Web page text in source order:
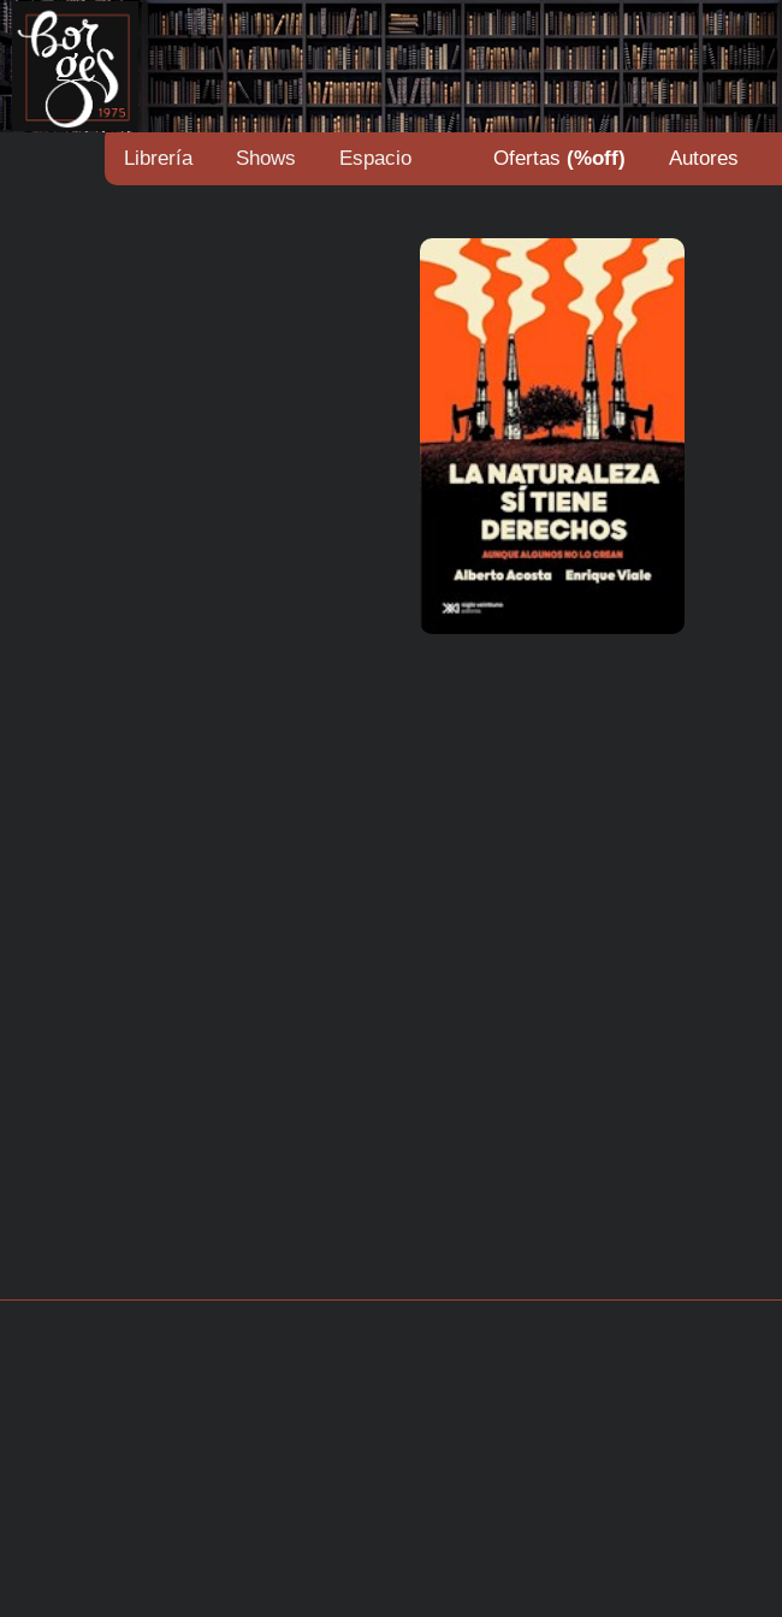
Librería Shows Espacio Ofertas (%off) Autores